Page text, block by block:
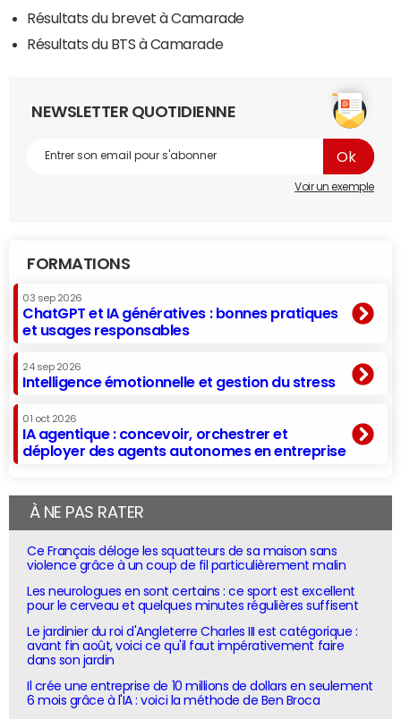
Résultats du brevet à Camarade
Résultats du BTS à Camarade
NEWSLETTER QUOTIDIENNE
Voir un exemple
FORMATIONS
03 sep 2026
ChatGPT et IA génératives : bonnes pratiques
et usages responsables
24 sep 2026
Intelligence émotionnelle et gestion du stress
01 oct 2026
IA agentique : concevoir, orchestrer et
déployer des agents autonomes en entreprise
À NE PAS RATER
Ce Français déloge les squatteurs de sa maison sans
violence grâce à un coup de fil particulièrement malin
Les neurologues en sont certains : ce sport est excellent
pour le cerveau et quelques minutes régulières suffisent
Le jardinier du roi d'Angleterre Charles III est catégorique :
avant fin août, voici ce qu'il faut impérativement faire
dans son jardin
Il crée une entreprise de 10 millions de dollars en seulement
6 mois grâce à l'IA : voici la méthode de Ben Broca